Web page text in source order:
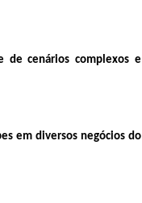
de cenários complexos e
em diversos negócios do